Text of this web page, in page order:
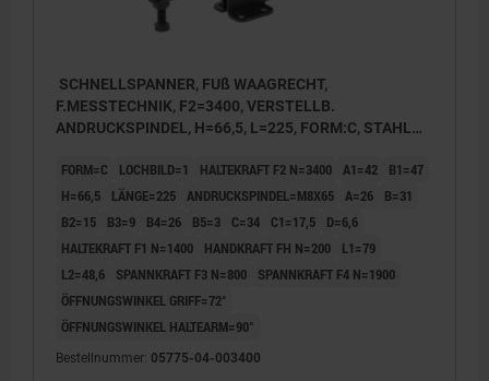
SCHNELLSPANNER, FUß WAAGRECHT,
F.MESSTECHNIK, F2=3400, VERSTELLB.
ANDRUCKSPINDEL, H=66,5, L=225, FORM:C, STAHL
FORM=C LOCHBILD=1 HALTEKRAFT F2 N=3400 A1=42
B1=47
H=66,5
LÄNGE=225 ANDRUCKSPINDEL=M8X65 A=26
B=31
B2=15
B3=9 B4=26 B5=3 C=34 C1=17,5
D=6,6
HALTEKRAFT F1 N=1400
HANDKRAFT FH N=200
L1=79
L2=48,6
SPANNKRAFT F3 N=800
SPANNKRAFT F4 N=1900
ÖFFNUNGSWINKEL GRIFF=72°
ÖFFNUNGSWINKEL HALTEARM=90°
Bestellnummer: 05775-04-003400